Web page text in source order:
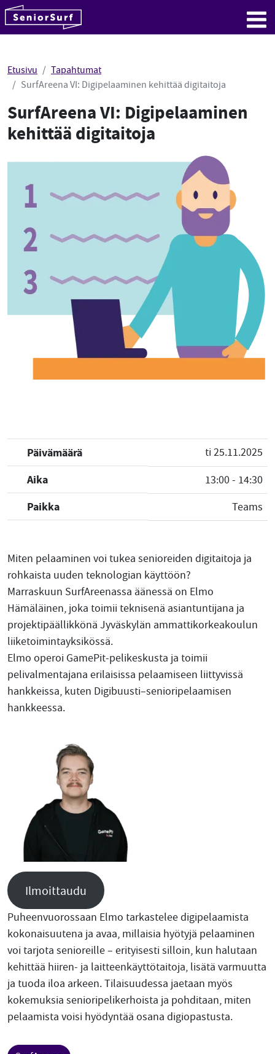
Hyppää sisältöön
Etusivu
Tapahtumat
SurfAreena VI: Digipelaaminen kehittää digitaitoja
SurfAreena VI: Digipelaaminen
kehittää digitaitoja
Päivämäärä
ti 25.11.2025
Aika
13:00 - 14:30
Paikka
Teams
Miten pelaaminen voi tukea senioreiden digitaitoja ja
rohkaista uuden teknologian käyttöön?
Marraskuun SurfAreenassa äänessä on Elmo
Hämäläinen, joka toimii teknisenä asiantuntijana ja
projektipäällikkönä Jyväskylän ammattikorkeakoulun
liiketoimintayksikössä.
Elmo operoi GamePit-pelikeskusta ja toimii
pelivalmentajana erilaisissa pelaamiseen liittyvissä
hankkeissa, kuten Digibuusti–senioripelaamisen
hankkeessa.
Ilmoittaudu
Puheenvuorossaan Elmo tarkastelee digipelaamista
kokonaisuutena ja avaa, millaisia hyötyjä pelaaminen
voi tarjota senioreille – erityisesti silloin, kun halutaan
kehittää hiiren- ja laitteenkäyttötaitoja, lisätä varmuutta
ja tuoda iloa arkeen. Tilaisuudessa jaetaan myös
kokemuksia senioripelikerhoista ja pohditaan, miten
pelaamista voisi hyödyntää osana digiopastusta.